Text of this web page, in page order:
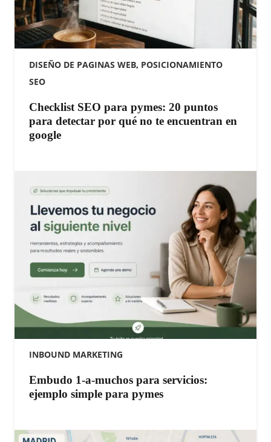
DISEÑO DE PAGINAS WEB, POSICIONAMIENTO
SEO
Checklist SEO para pymes: 20 puntos
para detectar por qué no te encuentran en
google
INBOUND MARKETING
Embudo 1-a-muchos para servicios:
ejemplo simple para pymes